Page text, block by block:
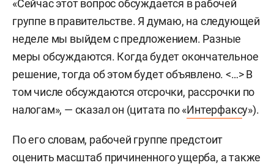
«Сейчас этот вопрос обсуждается в рабочей
группе в правительстве. Я думаю, на следующей
неделе мы выйдем с предложением. Разные
меры обсуждаются. Когда будет окончательное
решение, тогда об этом будет объявлено. <…> В
том числе обсуждаются отсрочки, рассрочки по
налогам», — сказал он (цитата по «Интерфаксу»).
По его словам, рабочей группе предстоит
оценить масштаб причиненного ущерба, а также